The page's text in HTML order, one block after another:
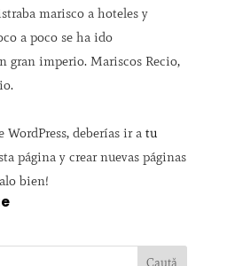
marisco a hoteles y
a poco se ha ido
gran imperio. Mariscos Recio,
deberías ir a tu
página y crear nuevas páginas
bien!